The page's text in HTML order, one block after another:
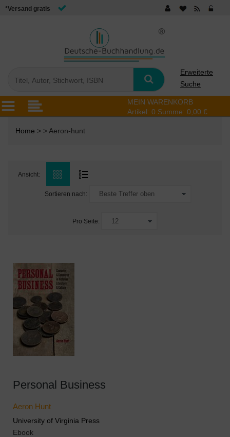
*Versand gratis
Erweiterte
Suche
MEIN WARENKORB
Artikel: 0 Summe: 0,00 €
Home > > Aeron-hunt
Ansicht:
Sortieren nach:
Pro Seite:
Personal Business
Aeron Hunt
University of Virginia Press
Ebook